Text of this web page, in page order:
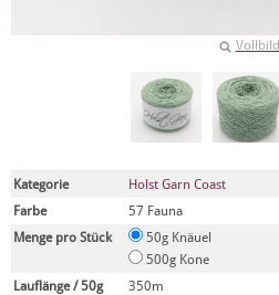
Vollbild
Kategorie
Holst Garn Coast
Farbe
57 Fauna
Menge pro Stück
50g Knäuel
500g Kone
Lauflänge / 50g
350m